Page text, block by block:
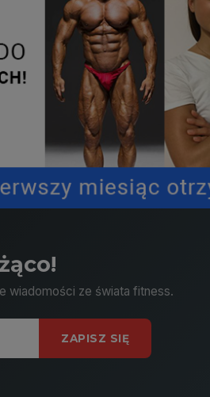
wiadomości ze świata fitness.
ZAPISZ SIĘ